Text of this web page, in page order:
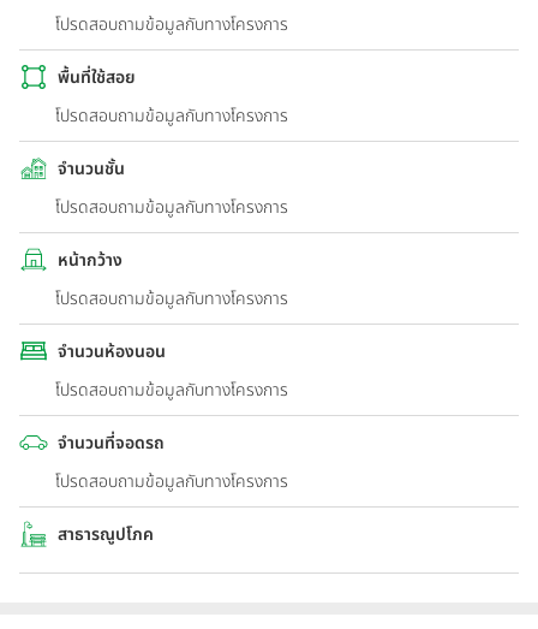
โปรดสอบถามข้อมูลกับทางโครงการ
พื้นที่ใช้สอย
โปรดสอบถามข้อมูลกับทางโครงการ
จำนวนชั้น
โปรดสอบถามข้อมูลกับทางโครงการ
หน้ากว้าง
โปรดสอบถามข้อมูลกับทางโครงการ
จำนวนห้องนอน
โปรดสอบถามข้อมูลกับทางโครงการ
จำนวนที่จอดรถ
โปรดสอบถามข้อมูลกับทางโครงการ
สาธารณูปโภค